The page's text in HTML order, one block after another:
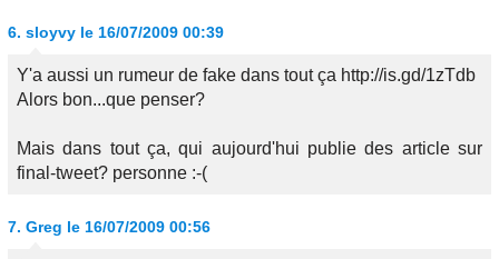
6. sloyvy le 16/07/2009 00:39
Y'a aussi un rumeur de fake dans tout ça http://is.gd/1zTdb
Alors bon...que penser?
Mais dans tout ça, qui aujourd'hui publie des article sur
final-tweet? personne :-(
7. Greg le 16/07/2009 00:56